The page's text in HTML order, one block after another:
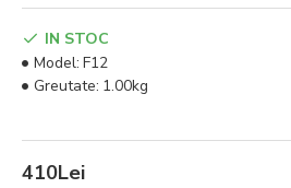
410Lei
IN STOC
Model: F12
Greutate: 1.00kg